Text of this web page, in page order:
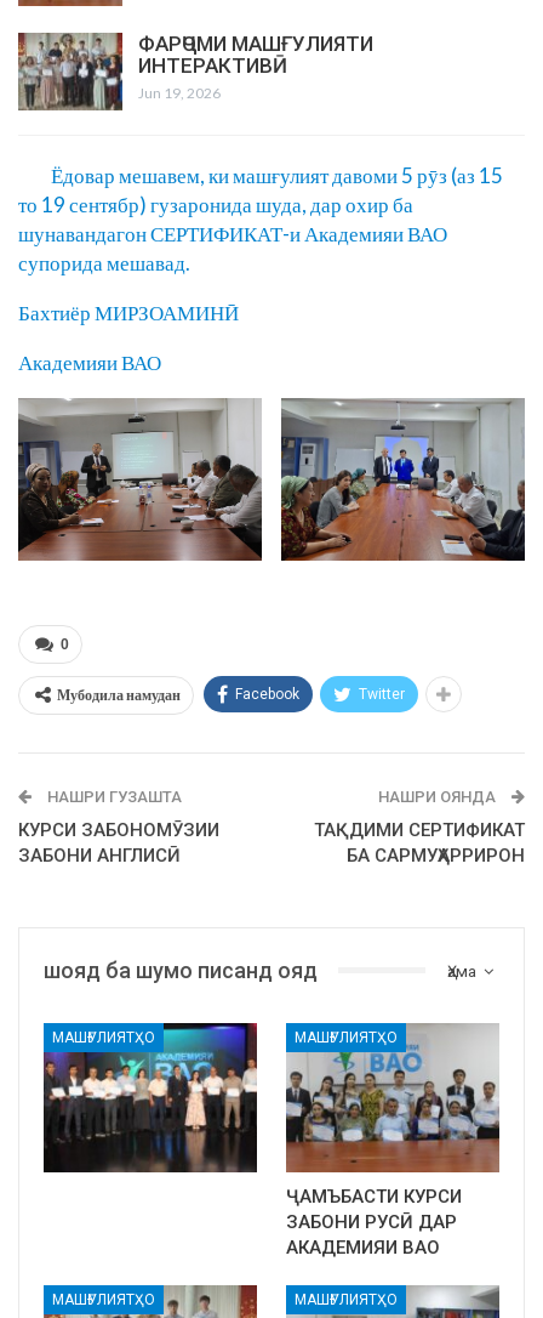
ФАРҶОМИ МАШҒУЛИЯТИ
ИНТЕРАКТИВӢ
Jun 19, 2026
Ёдовар мешавем, ки машғулият давоми 5 рӯз (аз 15
то 19 сентябр) гузаронида шуда, дар охир ба
шунавандагон СЕРТИФИКАТ-и Академияи ВАО
супорида мешавад.
Бахтиёр МИРЗОАМИНӢ
Академияи ВАО
0
Мубодила намудан Facebook Twitter
НАШРИ ГУЗАШТА
КУРСИ ЗАБОНОМӮЗИИ
ЗАБОНИ АНГЛИСӢ
НАШРИ ОЯНДА
ТАҚДИМИ СЕРТИФИКАТ
БА САРМУҲАРРИРОН
Ҳама
шояд ба шумо писанд ояд
МАШҒУЛИЯТҲО МАШҒУЛИЯТҲО
ҶАМЪБАСТИ КУРСИ
ЗАБОНИ РУСӢ ДАР
АКАДЕМИЯИ ВАО
МАШҒУЛИЯТҲО МАШҒУЛИЯТҲО